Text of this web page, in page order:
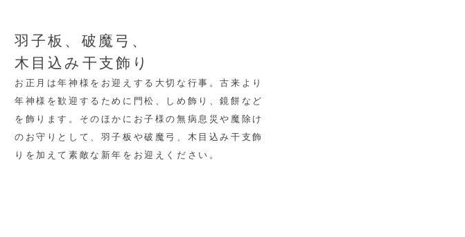
羽子板、破魔弓、
木目込み干支飾り
お正月は年神様をお迎えする大切な行事。古来より
年神様を歓迎するために門松、しめ飾り、鏡餅など
を飾ります。そのほかに お子様の無病息災や魔除け
のお守りとして、羽子板や破魔弓、木目込み干支飾
りを加えて素敵な新年をお迎えください。